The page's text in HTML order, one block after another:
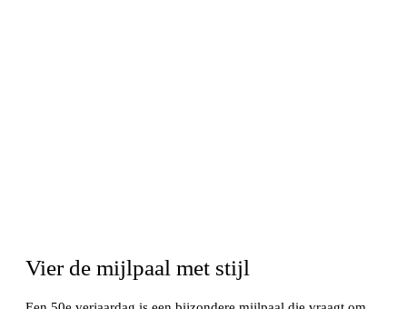
Vier de mijlpaal met stijl